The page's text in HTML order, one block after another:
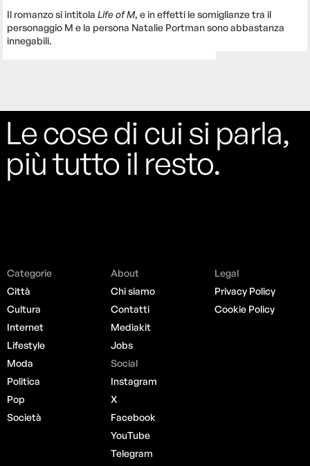
Il romanzo si intitolaLife of M, e in effetti le somiglianze tra il
personaggio M e la persona Natalie Portman sono abbastanza
innegabili.
Le cose di cui si parla,
più tutto il resto.
Categorie
Città
Cultura
Internet
Lifestyle
Moda
Politica
Pop
Società
About
Chi siamo
Contatti
Mediakit
Jobs
Social
Instagram
X
Facebook
YouTube
Telegram
Legal
Privacy Policy
Cookie Policy